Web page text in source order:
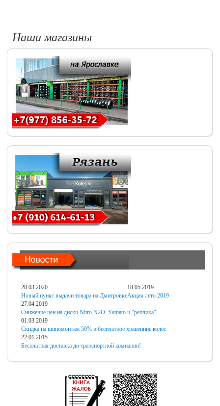
Наши магазины
28.03.2020
Новый пункт выдачи товара на Дмитровке
18.05.2019
Акция лето 2019
27.04.2019
Снижение цен на диски Nitro N2O, Yamato и "реплика"
01.03.2019
Скидка на шиномонтаж 50% и бесплатное хранениие колес
22.01.2015
Бесплатная доставка до транспортной компании!